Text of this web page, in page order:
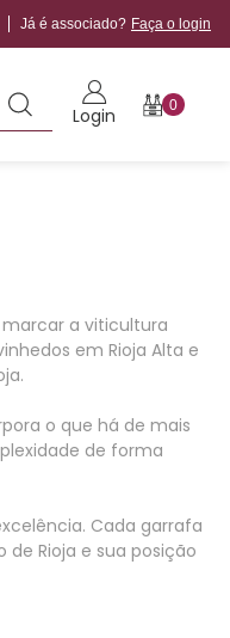
Já é associado? Faça o login
Login 0
marcar a viticultura
em Rioja Alta e
o que há de mais
de forma
Cada garrafa
Rioja e sua posição